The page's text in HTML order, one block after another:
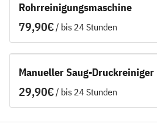
Rohrreinigungsmaschine
/
Manueller Saug-Druckreiniger
/